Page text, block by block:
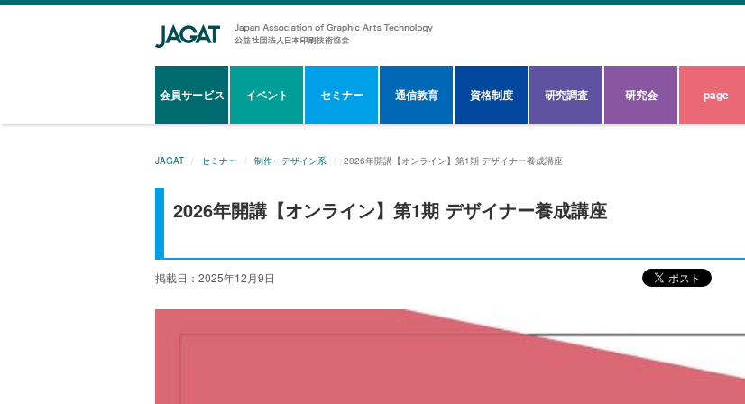
会員サービス イベント セミナー 通信教育 資格制度 研究調査 研究会 page
JAGAT セミナー 制作・デザイン系 2026年開講【オンライン】第1期 デザイナー養成講座
2026年開講【オンライン】第1期 デザイナー養成講座
掲載日：2025年12月9日